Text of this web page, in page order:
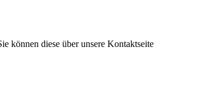
können diese über unsere Kontaktseite